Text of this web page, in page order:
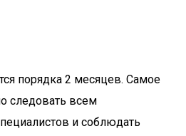
порядка 2 месяцев. Самое
следовать всем
и соблюдать